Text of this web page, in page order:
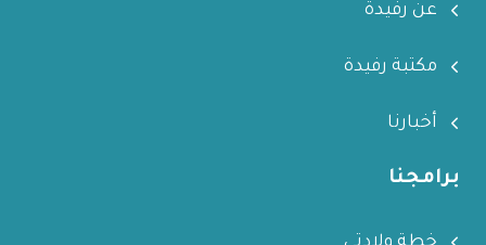
عن رفيدة
مكتبة رفيدة
أخبارنا
برامجنا